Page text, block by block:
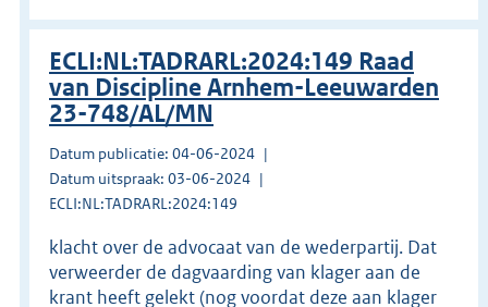
ECLI:NL:TADRARL:2024:149 Raad
van Discipline Arnhem-Leeuwarden
23-748/AL/MN
Datum publicatie: 04-06-2024
Datum uitspraak: 03-06-2024
ECLI:NL:TADRARL:2024:149
klacht over de advocaat van de wederpartij. Dat
verweerder de dagvaarding van klager aan de
krant heeft gelekt (nog voordat deze aan klager